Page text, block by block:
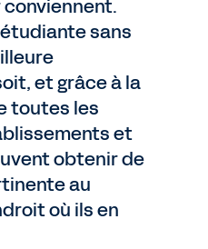
sans
et grâce à la
toutes les
et
obtenir de
au
où ils en